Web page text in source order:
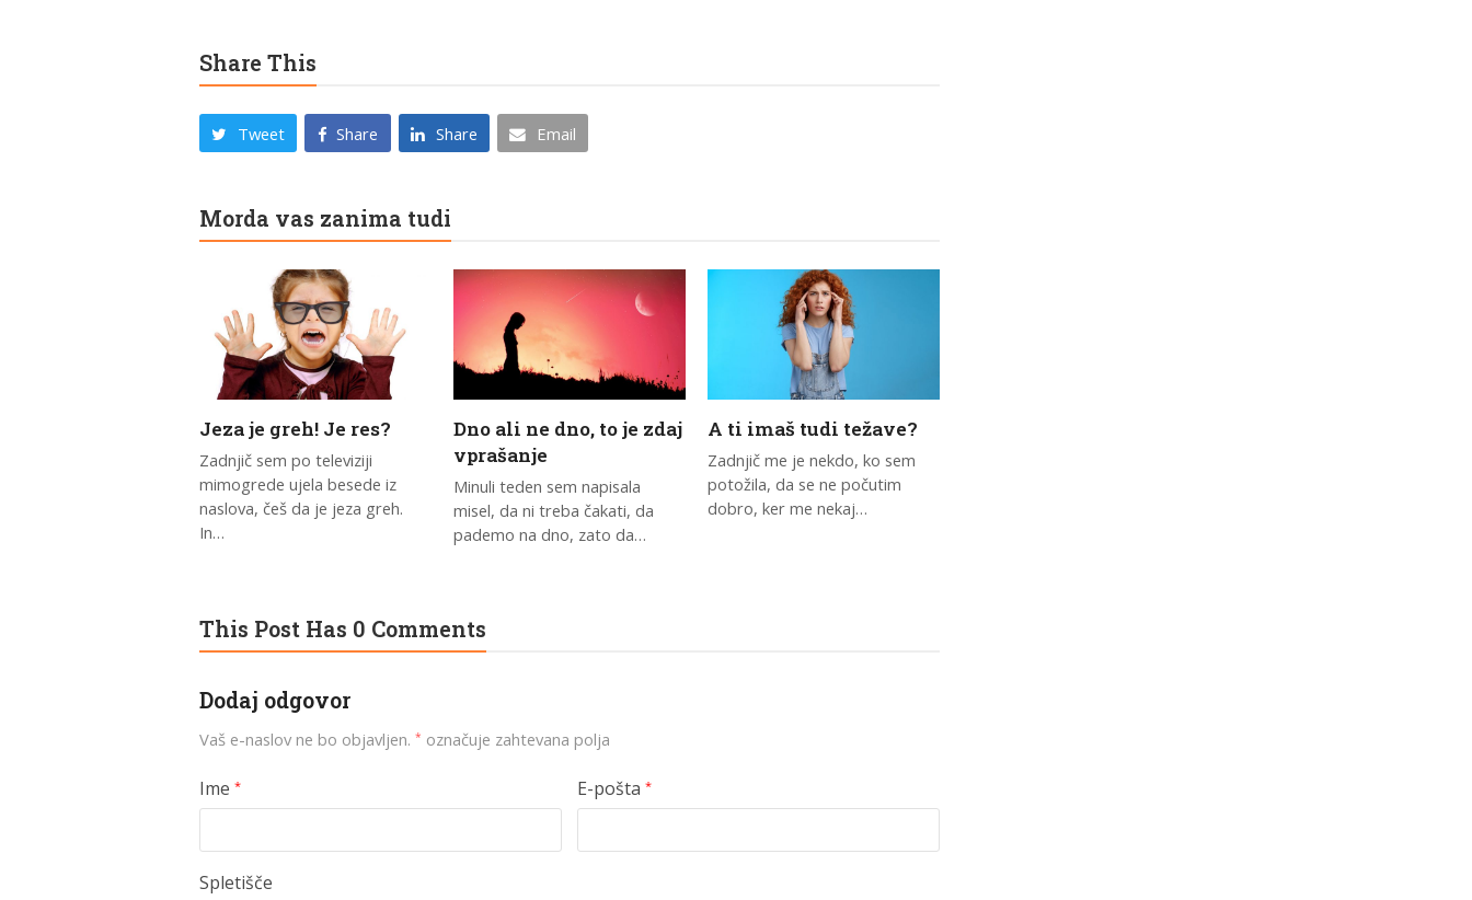
Share This
Tweet Share Share Email
Morda vas zanima tudi
Jeza je greh! Je res?
Zadnjič sem po televiziji
mimogrede ujela besede iz
naslova, češ da je jeza greh.
In…
Dno ali ne dno, to je zdaj
vprašanje
Minuli teden sem napisala
misel, da ni treba čakati, da
pademo na dno, zato da…
A ti imaš tudi težave?
Zadnjič me je nekdo, ko sem
potožila, da se ne počutim
dobro, ker me nekaj…
This Post Has 0 Comments
Dodaj odgovor
Vaš e-naslov ne bo objavljen. * označuje zahtevana polja
Ime * E-pošta *
Spletišče